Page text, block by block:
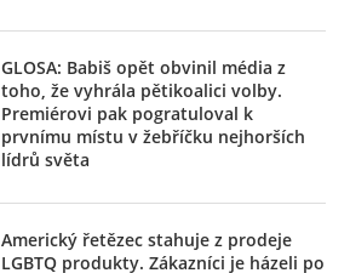
GLOSA: Babiš opět obvinil média z
toho, že vyhrála pětikoalici volby.
Premiérovi pak pogratuloval k
prvnímu místu v žebříčku nejhorších
lídrů světa
Americký řetězec stahuje z prodeje
LGBTQ produkty. Zákazníci je házeli po